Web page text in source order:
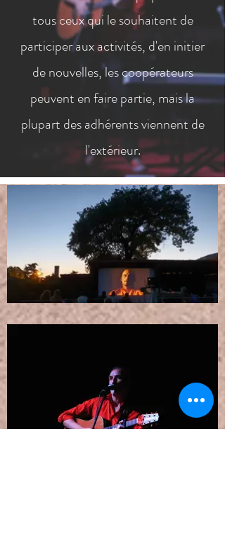
tous ceux qui le souhaitent de
participer aux activités, d'en initier
de nouvelles, les coopérateurs
peuvent en faire partie, mais la
plupart des adhérents viennent de
l'extérieur.